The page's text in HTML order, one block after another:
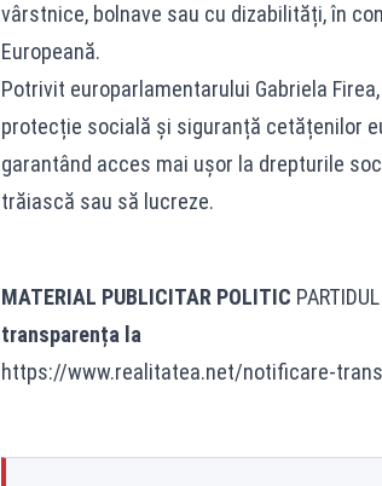
vârstnice, bolnave sau cu dizabilități, în
Europeană.
Potrivit europarlamentarului Gabriela
protecție socială și siguranță cetățenilor
garantând acces mai ușor la drepturile
trăiască sau să lucreze.
MATERIAL PUBLICITAR POLITIC
transparența la
https://www.realitatea.net/notificare-